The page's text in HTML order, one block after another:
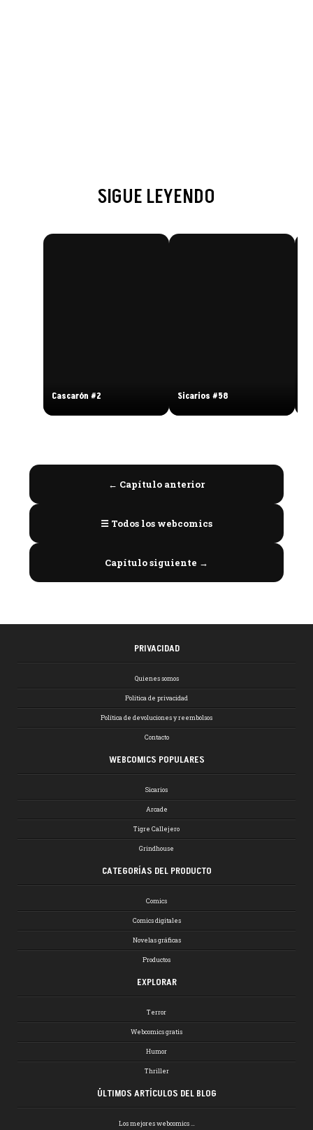
SIGUE LEYENDO
Cascarón #2 Sicarios #58
← Capítulo anterior
☰ Todos los webcomics
Capítulo siguiente →
PRIVACIDAD
Quienes somos
Política de privacidad
Política de devoluciones y reembolsos
Contacto
WEBCOMICS POPULARES
Sicarios
Arcade
Tigre Callejero
Grindhouse
CATEGORÍAS DEL PRODUCTO
Comics
Comics digitales
Novelas gráficas
Productos
EXPLORAR
Terror
Webcomics gratis
Humor
Thriller
ÚLTIMOS ARTÍCULOS DEL BLOG
Los mejores webcomics …